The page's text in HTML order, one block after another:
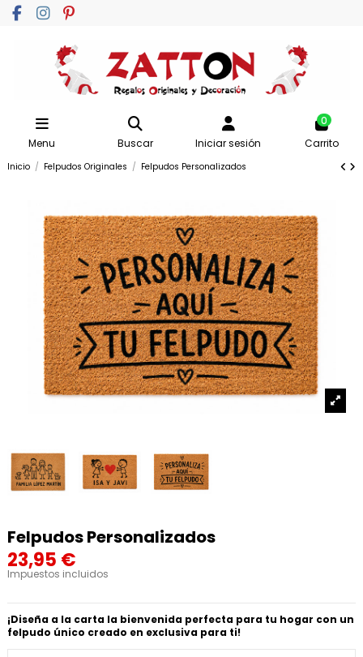
Menu Buscar Iniciar sesión
0
Carrito
Inicio Felpudos Originales Felpudos Personalizados
Felpudos Personalizados
23,95 €
Impuestos incluidos
¡Diseña a la carta la bienvenida perfecta para tu hogar con un
felpudo único creado en exclusiva para ti!